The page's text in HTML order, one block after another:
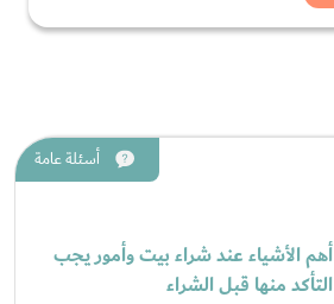
أسئلة عامة
أهم الأشياء عند شراء بيت وأمور يجب
التأكد منها قبل الشراء